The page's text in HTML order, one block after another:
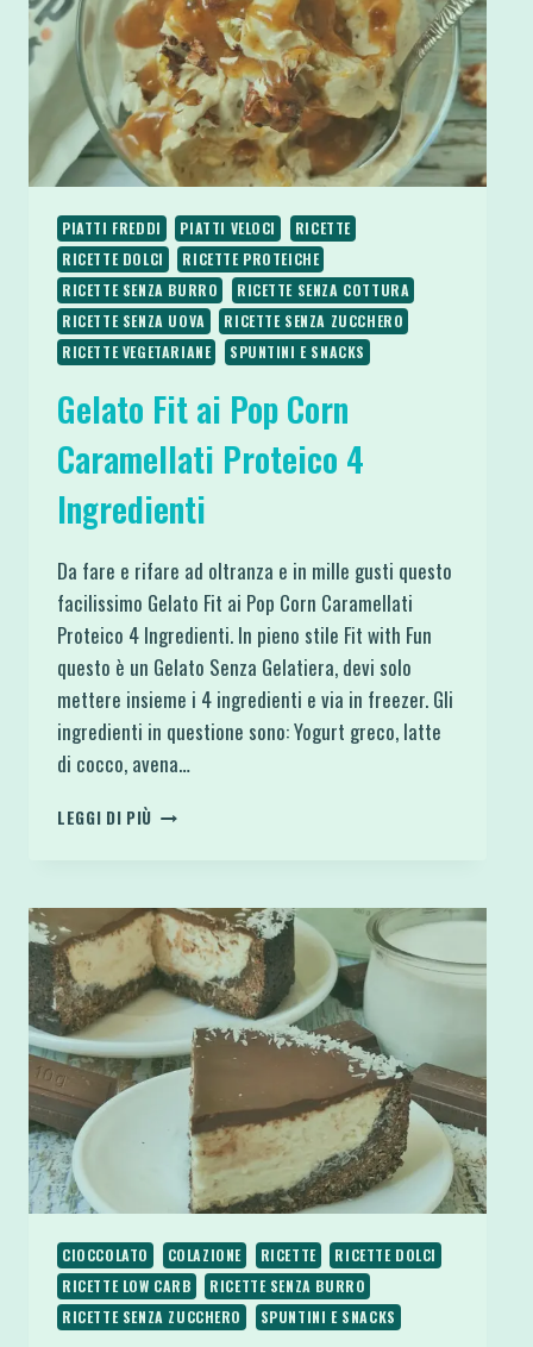
PIATTI FREDDI PIATTI VELOCI
RICETTE
RICETTE DOLCI
RICETTE PROTEICHE
RICETTE SENZA BURRO
RICETTE SENZA COTTURA
RICETTE SENZA UOVA
RICETTE SENZA ZUCCHERO
RICETTE VEGETARIANE
SPUNTINI E SNACKS
Gelato Fit ai Pop Corn
Caramellati Proteico 4
Ingredienti
Da fare e rifare ad oltranza e in mille gusti questo
facilissimo Gelato Fit ai Pop Corn Caramellati
Proteico 4 Ingredienti. In pieno stile Fit with Fun
questo è un Gelato Senza Gelatiera, devi solo
mettere insieme i 4 ingredienti e via in freezer. Gli
ingredienti in questione sono: Yogurt greco, latte
di cocco, avena…
LEGGI DI PIÙ GELATO
CORN
CARAMELLATI
PROTEICO
4
INGREDIENTI
CIOCCOLATO COLAZIONE RICETTE
RICETTE DOLCI
RICETTE LOW CARB
RICETTE SENZA BURRO
RICETTE SENZA ZUCCHERO
SPUNTINI E SNACKS